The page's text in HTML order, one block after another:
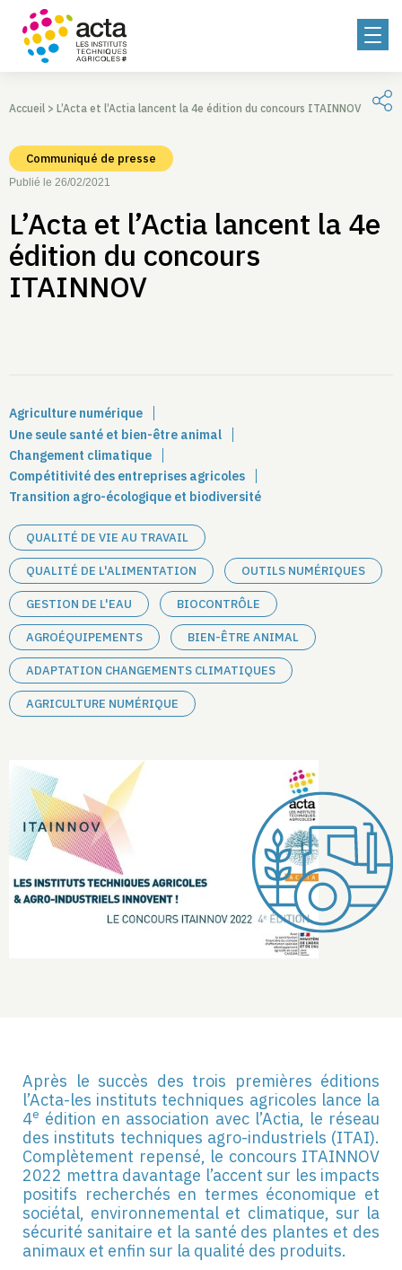
Accueil > L’Acta et l’Actia lancent la 4e édition du concours ITAINNOV
Communiqué de presse
Publié le 26/02/2021
L’Acta et l’Actia lancent la 4e
édition du concours
ITAINNOV
Agriculture numérique
Une seule santé et bien-être animal
Changement climatique
Compétitivité des entreprises agricoles
Transition agro-écologique et biodiversité
QUALITÉ DE VIE AU TRAVAIL
QUALITÉ DE L'ALIMENTATION OUTILS NUMÉRIQUES
GESTION DE L'EAU BIOCONTRÔLE
AGROÉQUIPEMENTS BIEN-ÊTRE ANIMAL
ADAPTATION CHANGEMENTS CLIMATIQUES
AGRICULTURE NUMÉRIQUE
Après le succès des trois premières éditions
l’Acta-les instituts techniques agricoles lance la
4e édition en association avec l’Actia, le réseau
des instituts techniques agro-industriels (ITAI).
Complètement repensé, le concours ITAINNOV
2022 mettra davantage l’accent sur les impacts
positifs recherchés en termes économique et
sociétal, environnemental et climatique, sur la
sécurité sanitaire et la santé des plantes et des
animaux et enfin sur la qualité des produits.